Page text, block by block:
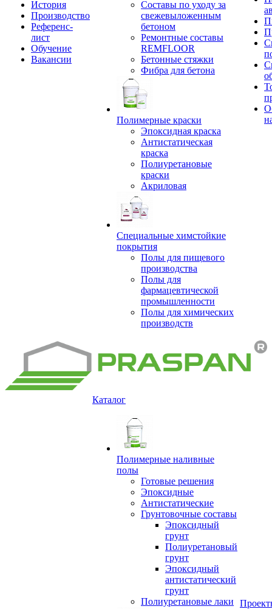
История
Производство
Референс-
лист
Обучение
Вакансии
Составы по уходу за
свежевыложенным
бетоном
Ремонтные составы
REMFLOOR
Бетонные стяжки
Фибра для бетона
Полимерные краски
Эпоксидная краска
Антистатическая
краска
Полиуретановые
краски
Акриловая
Специальные химстойкие
покрытия
Полы для пищевого
производства
Полы для
фармацевтической
промышленности
Полы для химических
производств
Каталог
Полимерные наливные
полы
Готовые решения
Эпоксидные
Антистатические
Грунтовочные составы
Эпоксидный
грунт
Полиуретановый
грунт
Эпоксидный
антистатический
грунт
Полиуретановые лаки